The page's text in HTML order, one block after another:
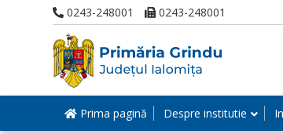
0243-248001 0243-248001
Prima pagină Despre institutie